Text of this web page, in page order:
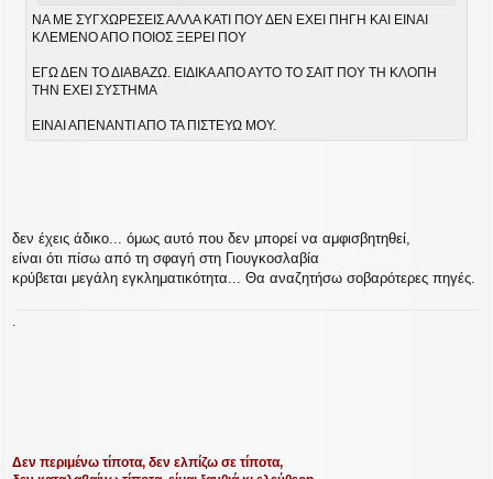
ΝΑ ΜΕ ΣΥΓΧΩΡΕΣΕΙΣ ΑΛΛΑ ΚΑΤΙ ΠΟΥ ΔΕΝ ΕΧΕΙ ΠΗΓΗ ΚΑΙ ΕΙΝΑΙ
ΚΛΕΜΕΝΟ ΑΠΟ ΠΟΙΟΣ ΞΕΡΕΙ ΠΟΥ
ΕΓΩ ΔΕΝ ΤΟ ΔΙΑΒΑΖΩ. ΕΙΔΙΚΑ ΑΠΟ ΑΥΤΟ ΤΟ ΣΑΙΤ ΠΟΥ ΤΗ ΚΛΟΠΗ
ΤΗΝ ΕΧΕΙ ΣΥΣΤΗΜΑ
ΕΙΝΑΙ ΑΠΕΝΑΝΤΙ ΑΠΟ ΤΑ ΠΙΣΤΕΥΩ ΜΟΥ.
δεν έχεις άδικο... όμως αυτό που δεν μπορεί να αμφισβητηθεί,
είναι ότι πίσω από τη σφαγή στη Γιουγκοσλαβία
κρύβεται μεγάλη εγκληματικότητα... Θα αναζητήσω σοβαρότερες πηγές.
.
Δεν περιμένω τίποτα, δεν ελπίζω σε τίποτα,